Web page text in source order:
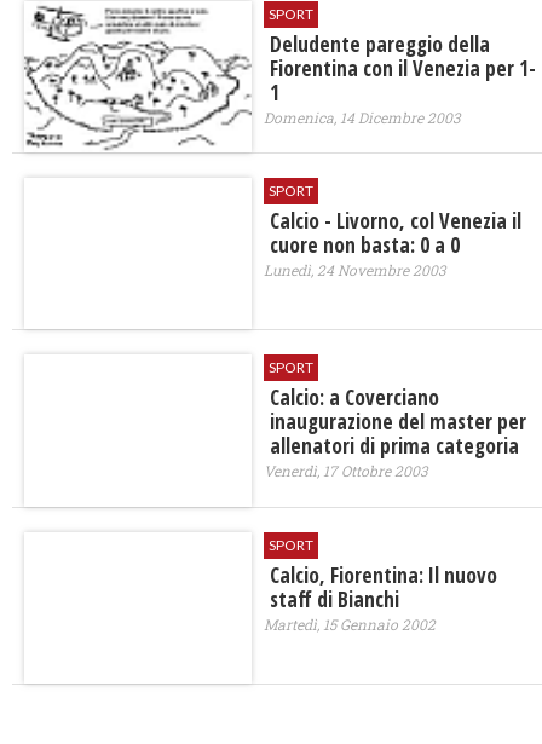
SPORT
Deludente pareggio della
Fiorentina con il Venezia per 1-
1
Domenica, 14 Dicembre 2003
SPORT
Calcio - Livorno, col Venezia il
cuore non basta: 0 a 0
Lunedì, 24 Novembre 2003
SPORT
Calcio: a Coverciano
inaugurazione del master per
allenatori di prima categoria
Venerdì, 17 Ottobre 2003
SPORT
Calcio, Fiorentina: Il nuovo
staff di Bianchi
Martedì, 15 Gennaio 2002